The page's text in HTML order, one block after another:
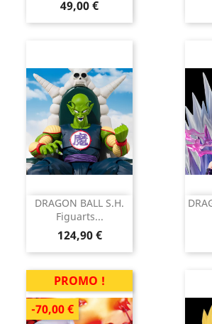
Prix
49,00 €
DRAGON BALL S.H.
Figuarts...
Prix
124,90 €
PROMO !
-70,00 €